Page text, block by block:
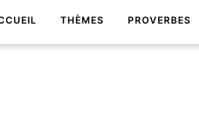
THÈMES PROVERBES